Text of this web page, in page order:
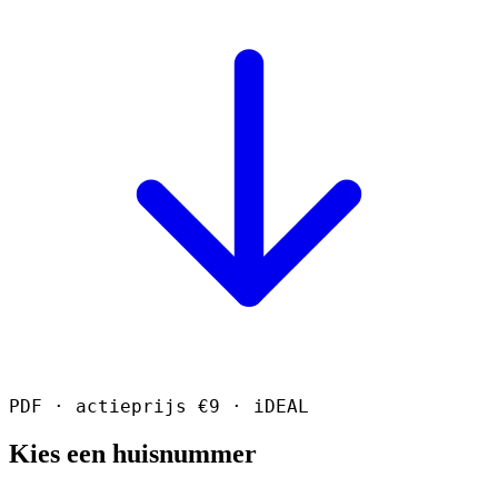
PDF · actieprijs €9 · iDEAL
Kies een huisnummer